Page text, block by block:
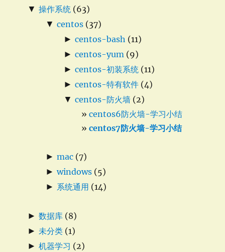
▼ 操作系统 (63)
▼ centos (37)
► centos-bash (11)
► centos-yum (9)
► centos-初装系统 (11)
► centos-特有软件 (4)
▼ centos-防火墙 (2)
centos6防火墙-学习小结
centos7防火墙-学习小结
► mac (7)
► windows (5)
► 系统通用 (14)
► 数据库 (8)
► 未分类 (1)
► 机器学习 (2)